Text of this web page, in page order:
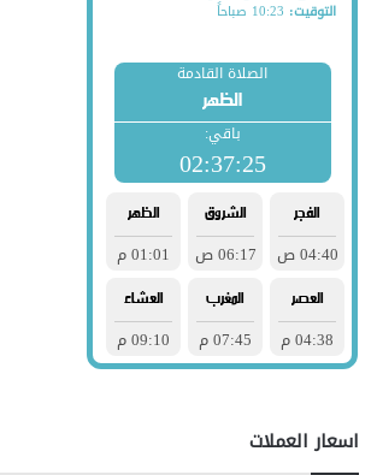
اسعار العملات